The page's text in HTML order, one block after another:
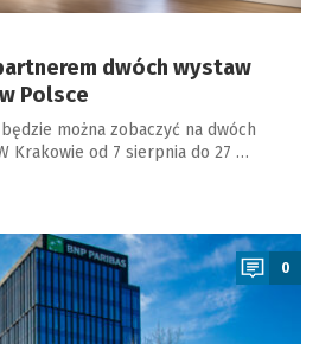
dwóch wystaw
Polsce
można zobaczyć na dwóch
Krakowie od 7 sierpnia do 27 …
0